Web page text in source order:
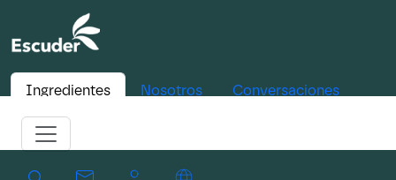
Ingredientes Nosotros Conversaciones